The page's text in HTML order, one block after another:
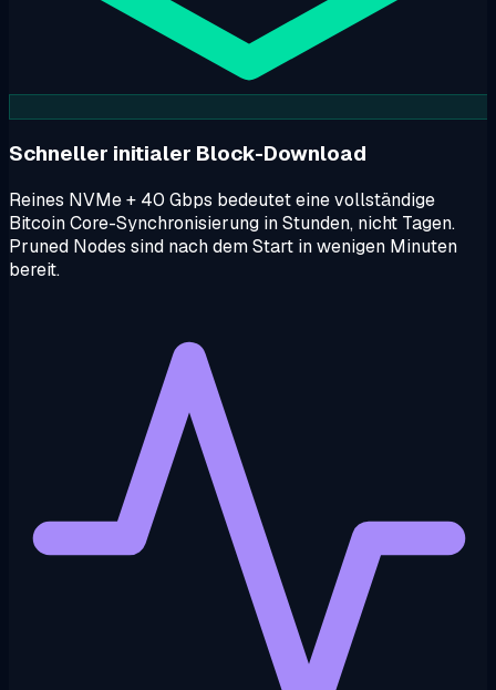
Schneller initialer Block-Download
Reines NVMe + 40 Gbps bedeutet eine vollständige
Bitcoin Core-Synchronisierung in Stunden, nicht Tagen.
Pruned Nodes sind nach dem Start in wenigen Minuten
bereit.